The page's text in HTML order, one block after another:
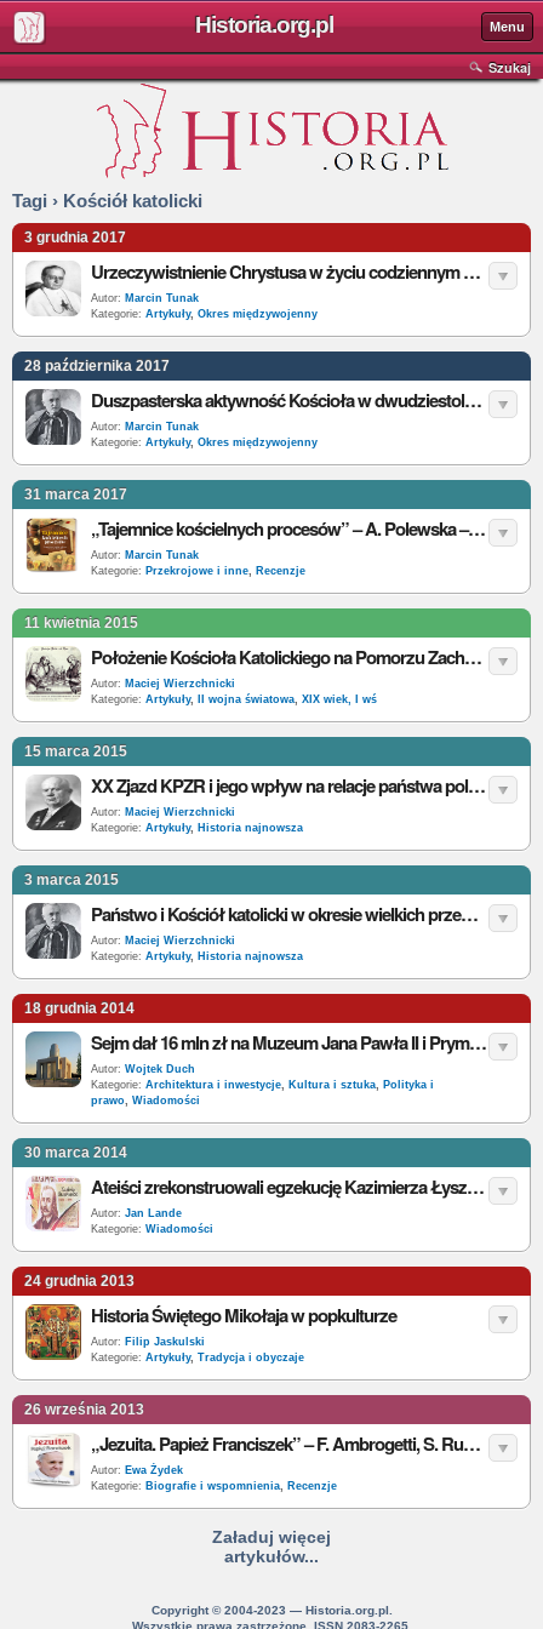
Historia.org.pl Menu
Szukaj
Tagi › Kościół katolicki
3 grudnia 2017
Urzeczywistnienie Chrystusa w życiu codziennym w Polsce międzywojennej. Bractwa, stowarzyszenia i organizacje katolickie
Autor: Marcin Tunak
Kategorie: Artykuły, Okres międzywojenny
28 października 2017
Duszpasterska aktywność Kościoła w dwudziestoleciu międzywojennym
Autor: Marcin Tunak
Kategorie: Artykuły, Okres międzywojenny
31 marca 2017
„Tajemnice kościelnych procesów” – A. Polewska – recenzja
Autor: Marcin Tunak
Kategorie: Przekrojowe i inne, Recenzje
11 kwietnia 2015
Położenie Kościoła Katolickiego na Pomorzu Zachodnim w latach 1871-1945
Autor: Maciej Wierzchnicki
Kategorie: Artykuły, II wojna światowa, XIX wiek, I wś
15 marca 2015
XX Zjazd KPZR i jego wpływ na relacje państwa polskiego z Kościołem katolickim
Autor: Maciej Wierzchnicki
Kategorie: Artykuły, Historia najnowsza
3 marca 2015
Państwo i Kościół katolicki w okresie wielkich przemian 1953-1956: Non possumus i jego konsekwencje
Autor: Maciej Wierzchnicki
Kategorie: Artykuły, Historia najnowsza
18 grudnia 2014
Sejm dał 16 mln zł na Muzeum Jana Pawła II i Prymasa Wyszyńskiego w Warszawie
Autor: Wojtek Duch
Kategorie: Architektura i inwestycje, Kultura i sztuka, Polityka i
prawo, Wiadomości
30 marca 2014
Ateiści zrekonstruowali egzekucję Kazimierza Łyszczyńskiego
Autor: Jan Lande
Kategorie: Wiadomości
24 grudnia 2013
Historia Świętego Mikołaja w popkulturze
Autor: Filip Jaskulski
Kategorie: Artykuły, Tradycja i obyczaje
26 września 2013
„Jezuita. Papież Franciszek” – F. Ambrogetti, S. Rubin – recenzja
Autor: Ewa Żydek
Kategorie: Biografie i wspomnienia, Recenzje
Załaduj więcej
artykułów...
Copyright © 2004-2023 — Historia.org.pl.
Wszystkie prawa zastrzeżone. ISSN 2083-2265.